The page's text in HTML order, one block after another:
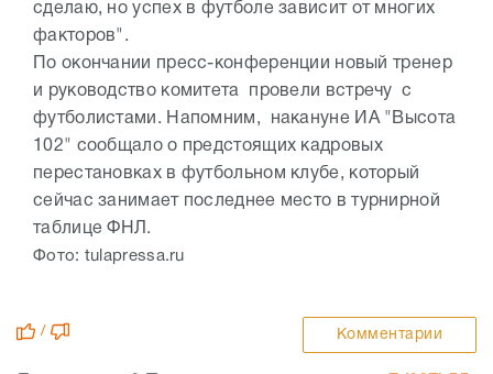
сделаю, но успех в футболе зависит от многих
факторов".
По окончании пресс-конференции новый тренер
и руководство комитета провели встречу с
футболистами. Напомним, накануне ИА "Высота
102" сообщало о предстоящих кадровых
перестановках в футбольном клубе, который
сейчас занимает последнее место в турнирной
таблице ФНЛ.
Фото: tulapressa.ru
/ Комментарии